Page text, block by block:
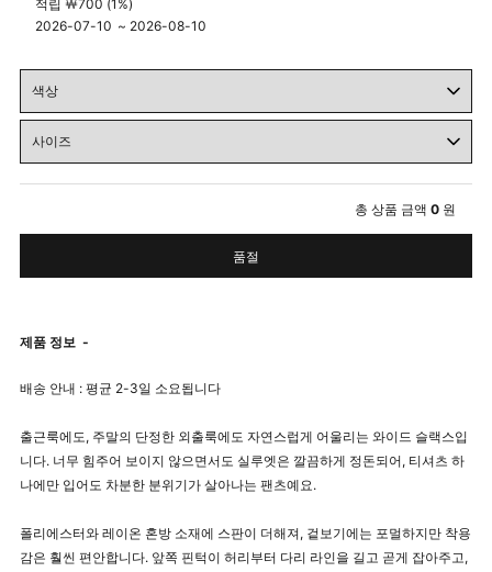
적립 ￦700 (1%)
2026-07-10 ~ 2026-08-10
총 상품 금액 0 원
품절
제품 정보 -
배송 안내 : 평균 2-3일 소요됩니다
출근룩에도, 주말의 단정한 외출룩에도 자연스럽게 어울리는 와이드 슬랙스입
니다. 너무 힘주어 보이지 않으면서도 실루엣은 깔끔하게 정돈되어, 티셔츠 하
나에만 입어도 차분한 분위기가 살아나는 팬츠예요.
폴리에스터와 레이온 혼방 소재에 스판이 더해져, 겉보기에는 포멀하지만 착용
감은 훨씬 편안합니다. 앞쪽 핀턱이 허리부터 다리 라인을 길고 곧게 잡아주고,